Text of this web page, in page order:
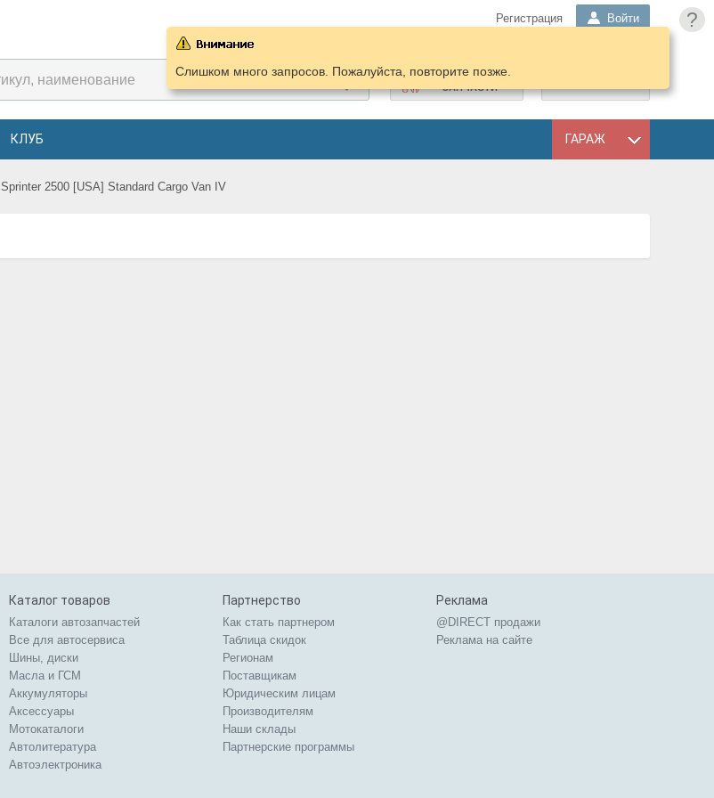
?
Регистрация Войти
ПОДОБРАТЬ
ЗАПЧАСТИ
КЛУБ ГАРАЖ
Sprinter 2500 [USA] Standard Cargo Van IV
Слишком много запросов. Пожалуйста, повторите позже.
Каталог товаров
Каталоги автозапчастей
Все для автосервиса
Шины, диски
Масла и ГСМ
Аккумуляторы
Аксессуары
Мотокаталоги
Автолитература
Автоэлектроника
Партнерство
Как стать партнером
Таблица скидок
Регионам
Поставщикам
Юридическим лицам
Производителям
Наши склады
Партнерские программы
Реклама
@DIRECT продажи
Реклама на сайте